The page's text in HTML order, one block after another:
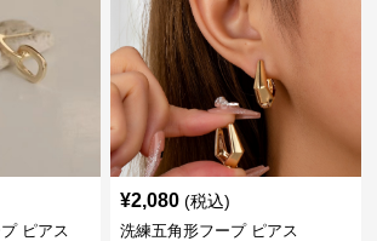
ピアス
¥2,080 (税込)
洗練五角形フープ ピアス